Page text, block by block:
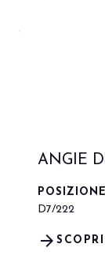
ANGIE
POSIZIONE
D7/222
SCOPRI
arrow_forward